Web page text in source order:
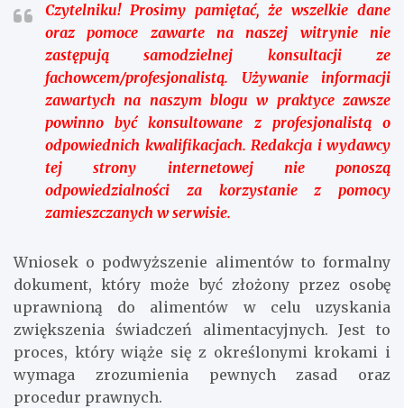
Czytelniku!Prosimy pamiętać, że wszelkie dane
oraz pomoce zawarte na naszej witrynie nie
zastępują samodzielnej konsultacji ze
fachowcem/profesjonalistą. Używanie informacji
zawartych na naszym blogu w praktyce zawsze
powinno być konsultowane z profesjonalistą o
odpowiednich kwalifikacjach. Redakcja i wydawcy
tej strony internetowej nie ponoszą
odpowiedzialności za korzystanie z pomocy
zamieszczanych w serwisie.
Wniosek o podwyższenie alimentów to formalny
dokument, który może być złożony przez osobę
uprawnioną do alimentów w celu uzyskania
zwiększenia świadczeń alimentacyjnych. Jest to
proces, który wiąże się z określonymi krokami i
wymaga zrozumienia pewnych zasad oraz
procedur prawnych.